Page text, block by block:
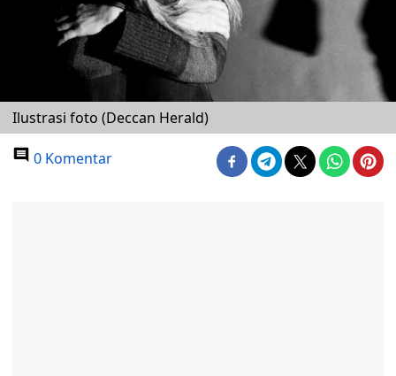
Ilustrasi foto (Deccan Herald)
0 Komentar